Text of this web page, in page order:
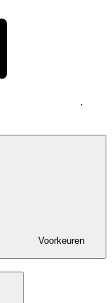
.
Voorkeuren